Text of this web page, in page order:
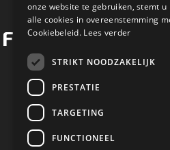
Facebook
Ton
onze website te gebruiken, stemt u
alle cookies in overeenstemming
Cookiebeleid. Lees verder
STRIKT NOODZAKELIJK
PRESTATIE
TARGETING
FUNCTIONEEL